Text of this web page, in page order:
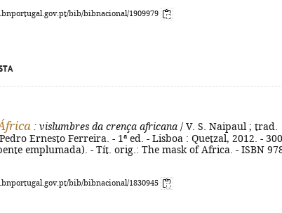
bib/bibnacional/1909979
: vislumbres da crença africana / V. S. Naipaul ; trad.
Ernesto Ferreira. - 1ª ed. - Lisboa : Quetzal, 2012. -
emplumada). - Tít. orig.: The mask of Africa. - ISBN
bib/bibnacional/1830945